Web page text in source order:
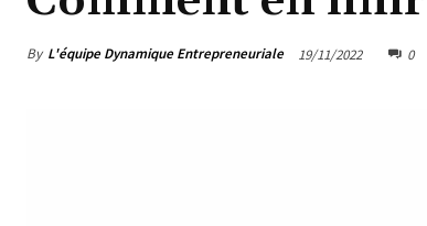
By L'équipe Dynamique Entrepreneuriale 19/11/2022 0